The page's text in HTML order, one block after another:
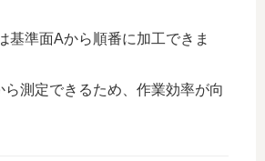
基準面Aから順番に加工できま
測定できるため、作業効率が向